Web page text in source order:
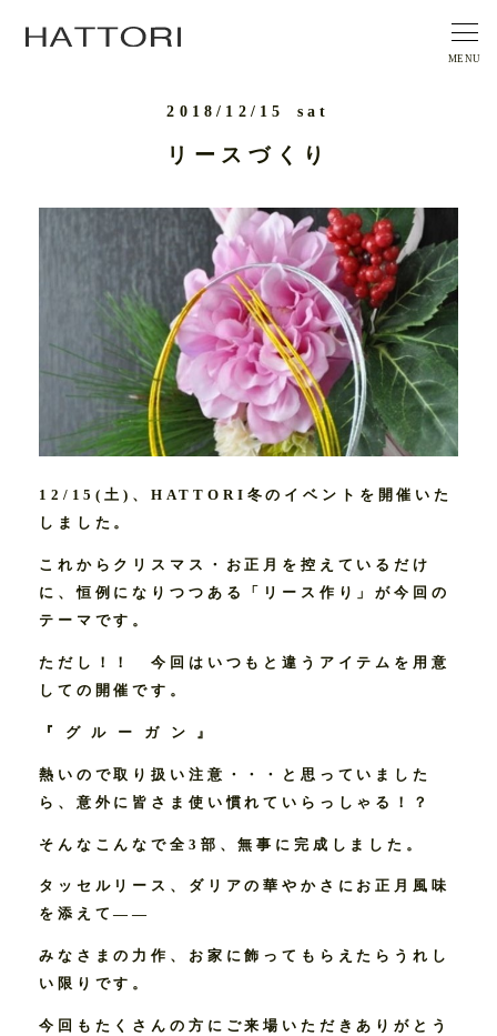
2018/12/15 sat
リースづくり
12/15(土)、HATTORI冬のイベントを開催いた
しました。
これからクリスマス・お正月を控えているだけ
に、恒例になりつつある「リース作り」が今回の
テーマです。
ただし！！ 今回はいつもと違うアイテムを用意
しての開催です。
『 グ ル ー ガ ン 』
熱いので取り扱い注意・・・と思っていました
ら、意外に皆さま使い慣れていらっしゃる！？
そんなこんなで全3部、無事に完成しました。
タッセルリース、ダリアの華やかさにお正月風味
を添えて――
みなさまの力作、お家に飾ってもらえたらうれし
い限りです。
今回もたくさんの方にご来場いただきありがとう